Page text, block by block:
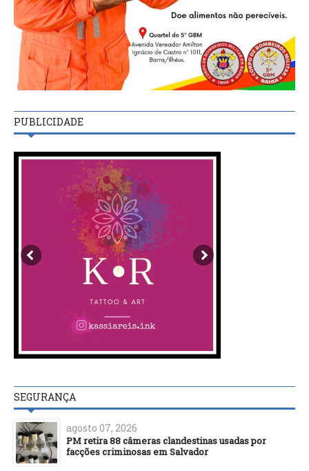
PUBLICIDADE
SEGURANÇA
agosto 07, 2026
PM retira 88 câmeras clandestinas usadas por
facções criminosas em Salvador